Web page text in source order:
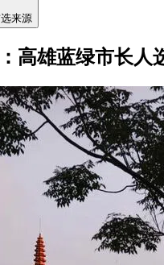
来源
高雄蓝绿市长人